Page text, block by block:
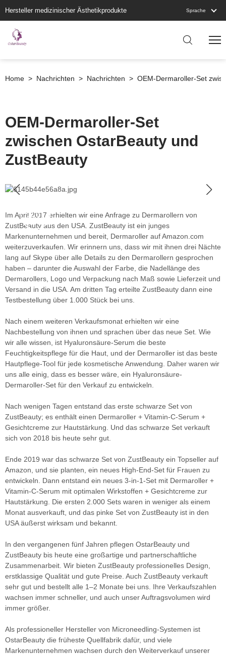
Hersteller medizinischer Ästhetikprodukte Sprache
Home > Nachrichten > Nachrichten > OEM-Dermaroller-Set
OEM-Dermaroller-Set
zwischen OstarBeauty und
ZustBeauty
03-10
Im April 2017 erhielten wir eine Anfrage zu Dermarollern von
ZustBeauty aus den USA. ZustBeauty ist ein junges
Markenunternehmen und bereit, Dermaroller auf Amazon.com
weiterzuverkaufen. Wir erinnern uns, dass wir mit ihnen drei Nächte
lang auf Skype über alle Details zu den Dermarollern gesprochen
haben – darunter die Auswahl der Farbe, die Nadellänge des
Dermarollers, Logo und Verpackung nach Maß sowie Lieferzeit und
Versand in die USA. Am dritten Tag erteilte ZustBeauty dann eine
Testbestellung über 1.000 Stück bei uns.
Nach einem weiteren Verkaufsmonat erhielten wir eine
Nachbestellung von ihnen und sprachen über das neue Set. Wie
wir alle wissen, ist Hyaluronsäure-Serum die beste
Feuchtigkeitspflege für die Haut, und der Dermaroller ist das beste
Hautpflege-Tool für jede kosmetische Anwendung. Daher waren wir
uns alle einig, dass es besser wäre, ein Hyaluronsäure-
Dermaroller-Set für den Verkauf zu entwickeln.
Nach wenigen Tagen entstand das erste schwarze Set von
ZustBeauty; es enthält einen Dermaroller + Vitamin-C-Serum +
Gesichtcreme zur Hautstärkung. Und das schwarze Set verkauft
sich von 2018 bis heute sehr gut.
Ende 2019 war das schwarze Set von ZustBeauty ein Topseller auf
Amazon, und sie planten, ein neues High-End-Set für Frauen zu
entwickeln. Dann entstand ein neues 3-in-1-Set mit Dermaroller +
Vitamin-C-Serum mit optimalen Wirkstoffen + Gesichtcreme zur
Hautstärkung. Die ersten 2.000 Sets waren in weniger als einem
Monat ausverkauft, und das pinke Set von ZustBeauty ist in den
USA äußerst wirksam und bekannt.
In den vergangenen fünf Jahren pflegen OstarBeauty und
ZustBeauty bis heute eine großartige und partnerschaftliche
Zusammenarbeit. Wir bieten ZustBeauty professionelles Design,
erstklassige Qualität und gute Preise. Auch ZustBeauty verkauft
sehr gut und bestellt alle 1–2 Monate bei uns. Ihre Verkaufszahlen
wachsen immer schneller, und auch unser Auftragsvolumen wird
immer größer.
Als professioneller Hersteller von Microneedling-Systemen ist
OstarBeauty die früheste Quellfabrik dafür, und viele
Markenunternehmen wachsen durch den Weiterverkauf unserer